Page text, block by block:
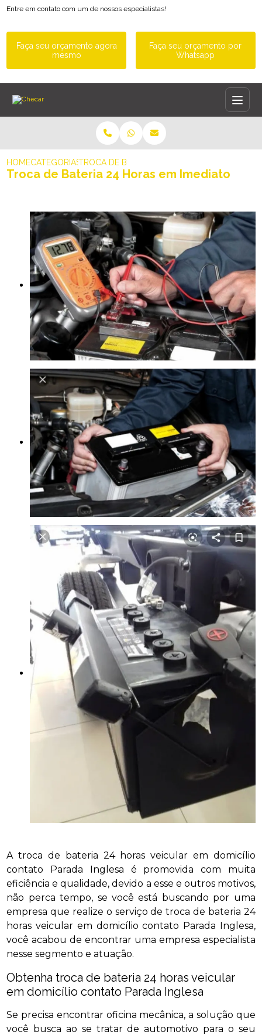
Entre em contato com um de nossos especialistas!
Faça seu orçamento agora
mesmo
Faça seu orçamento por
Whatsapp
HOMECATEGORIASTROCA DE BATERIA 24 HORAS EM IMEDIATO
Troca de Bateria 24 Horas em Imediato
A troca de bateria 24 horas veicular em domicílio
contato Parada Inglesa é promovida com muita
eficiência e qualidade, devido a esse e outros motivos,
não perca tempo, se você está buscando por uma
empresa que realize o serviço de troca de bateria 24
horas veicular em domicílio contato Parada Inglesa,
você acabou de encontrar uma empresa especialista
nesse segmento e atuação.
Obtenha troca de bateria 24 horas veicular
em domicílio contato Parada Inglesa
Se precisa encontrar oficina mecânica, a solução que
você busca ao se tratar de automotivo para o seu